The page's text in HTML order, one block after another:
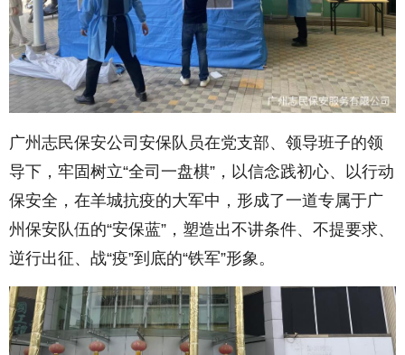
广州志民保安公司安保队员在党支部、领导班子的领
导下，牢固树立“全司一盘棋”，以信念践初心、以行动
保安全，在羊城抗疫的大军中，形成了一道专属于广
州保安队伍的“安保蓝”，塑造出不讲条件、不提要求、
逆行出征、战“疫”到底的“铁军”形象。